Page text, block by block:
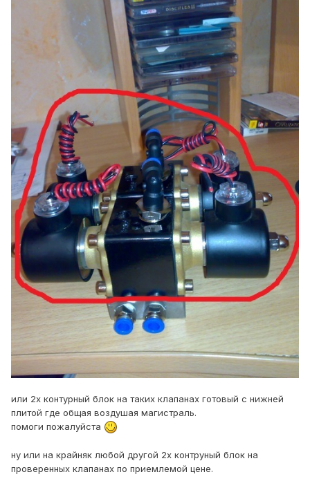
или 2х контурный блок на таких клапанах готовый с нижней
плитой где общая воздушая магистраль.
помоги пожалуйста
ну или на крайняк любой другой 2х контруный блок на
проверенных клапанах по приемлемой цене.